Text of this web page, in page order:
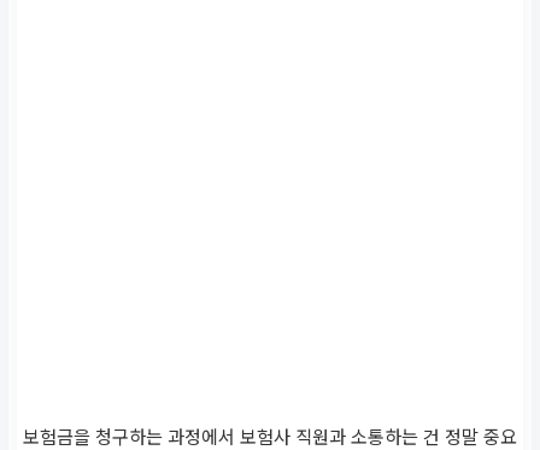
보험금을 청구하는 과정에서 보험사 직원과 소통하는 건 정말 중요